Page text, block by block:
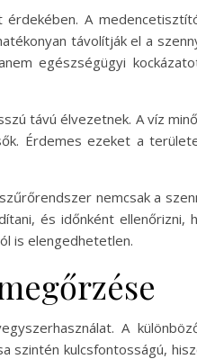
A
távolítják el a
egészségügyi
távú élvezetnek. A víz
Érdemes ezeket a
nemcsak a
és időnként ellenőrizni,
is elengedhetetlen.
A
kulcsfontosságú,